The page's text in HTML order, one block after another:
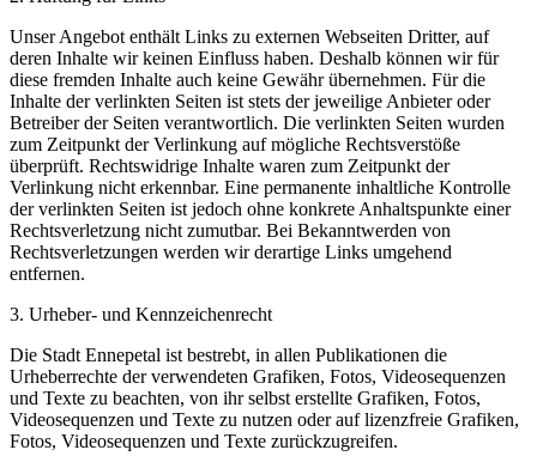
Unser Angebot enthält Links zu externen Webseiten Dritter, auf
deren Inhalte wir keinen Einfluss haben. Deshalb können wir für
diese fremden Inhalte auch keine Gewähr übernehmen. Für die
Inhalte der verlinkten Seiten ist stets der jeweilige Anbieter oder
Betreiber der Seiten verantwortlich. Die verlinkten Seiten wurden
zum Zeitpunkt der Verlinkung auf mögliche Rechtsverstöße
überprüft. Rechtswidrige Inhalte waren zum Zeitpunkt der
Verlinkung nicht erkennbar. Eine permanente inhaltliche Kontrolle
der verlinkten Seiten ist jedoch ohne konkrete Anhaltspunkte einer
Rechtsverletzung nicht zumutbar. Bei Bekanntwerden von
Rechtsverletzungen werden wir derartige Links umgehend
entfernen.
3. Urheber- und Kennzeichenrecht
Die Stadt Ennepetal ist bestrebt, in allen Publikationen die
Urheberrechte der verwendeten Grafiken, Fotos, Videosequenzen
und Texte zu beachten, von ihr selbst erstellte Grafiken, Fotos,
Videosequenzen und Texte zu nutzen oder auf lizenzfreie Grafiken,
Fotos, Videosequenzen und Texte zurückzugreifen.